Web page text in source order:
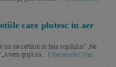
care plutesc in aer
nu ne certăm în fața copilului.” „Ne
„Avem grijă să... | Raspunde | Vezi